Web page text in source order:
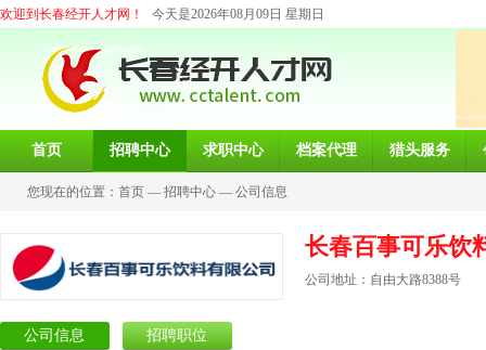
欢迎到长春经开人才网！ 今天是2026年08月09日 星期日
首页 招聘中心 求职中心 档案代理 猎头服务
您现在的位置： 首页 — 招聘中心 — 公司信息
长春百事可乐饮
公司地址：自由大路8388号
公司信息 招聘职位